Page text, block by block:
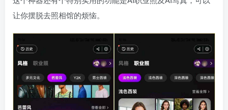
让你摆脱去照相馆的烦恼。